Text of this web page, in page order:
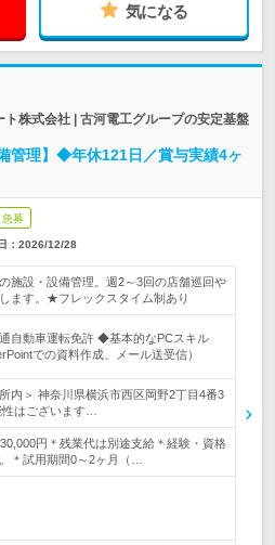
気になる
株式会社 | 古河電工グループの安定基盤
管理】◆年休121日／賞与実績4ヶ
急募
： 2026/12/28
施設・設備管理。週2～3回の店舗巡回や
ます。★フレックスタイム制あり
自動車運転免許 ◆基本的なPCスキル
での資料作成、メール送受信）
内＞ 神奈川県横浜市西区岡野2丁目4番3
はございます…
円＊残業代は別途支給＊経験・資格
＊試用期間0～2ヶ月（…